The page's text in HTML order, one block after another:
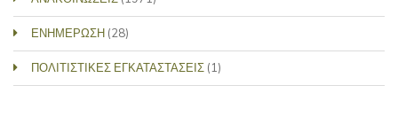
ΕΝΗΜΕΡΩΣΗ (28)
ΠΟΛΙΤΙΣΤΙΚΕΣ ΕΓΚΑΤΑΣΤΑΣΕΙΣ (1)